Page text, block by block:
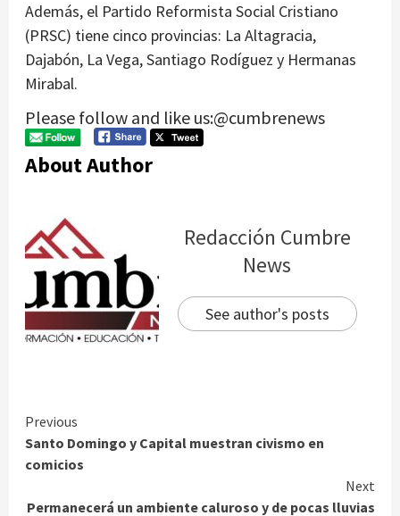
Además, el Partido Reformista Social Cristiano
(PRSC) tiene cinco provincias: La Altagracia,
Dajabón, La Vega, Santiago Rodíguez y Hermanas
Mirabal.
Please follow and like us:@cumbrenews
About Author
Redacción Cumbre
News
See author's posts
Continue
Reading
Previous
Santo Domingo y Capital muestran civismo en
comicios
Next
Permanecerá un ambiente caluroso y de pocas lluvias